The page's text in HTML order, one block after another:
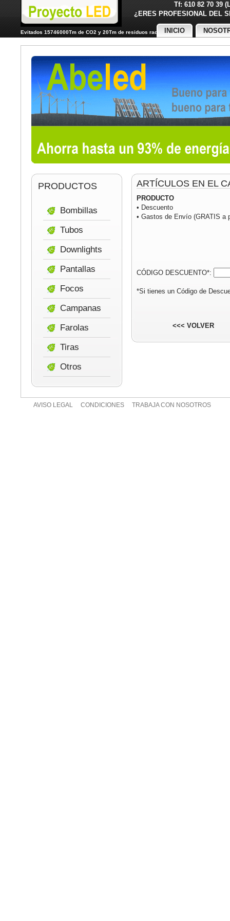
Tf: 610 82 70 39
¿ERES PROFESIONAL
Evitados 15746000Tm de CO2 y 20Tm de residuos radiactivos
INICIO
ARTÍCULOS EN EL
PRODUCTO
• Descuento
• Gastos de Envío (GRATIS a
CÓDIGO DESCUENTO*:
*Si tienes un Código de
<<< VOLVER
PRODUCTOS
Bombillas
Tubos
Downlights
Pantallas
Focos
Campanas
Farolas
Tiras
Otros
AVISO LEGAL CONDICIONES TRABAJA CON NOSOTROS